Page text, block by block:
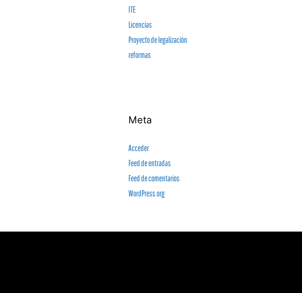
ITE
Licencias
Proyecto de legalización
reformas
Meta
Acceder
Feed de entradas
Feed de comentarios
WordPress.org